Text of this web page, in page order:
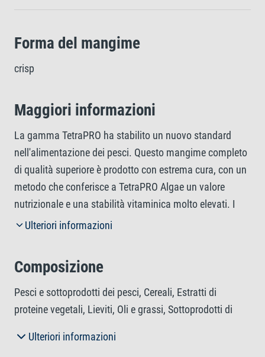
Forma del mangime
crisp
Maggiori informazioni
La gamma TetraPRO ha stabilito un nuovo standard
nell'alimentazione dei pesci. Questo mangime completo
di qualità superiore è prodotto con estrema cura, con un
metodo che conferisce a TetraPRO Algae un valore
nutrizionale e una stabilità vitaminica molto elevati. I
multi-crisp bicolore assorbono meno acqua rispetto ai
proteine-grassi ottimizzato, garantendo così che i pesci
possano utilizzare le proteine specificamente per
sviluppare i muscoli e fornendo al contempo molti acidi
concentrato di alghe fornisce ai pesci tutto ciò di cui
Ulteriori informazioni
Composizione
Pesci e sottoprodotti dei pesci, Cereali, Estratti di
proteine vegetali, Lieviti, Oli e grassi, Sottoprodotti di
Molluschi e crostacei, Sostanze minerali.
Ulteriori informazioni